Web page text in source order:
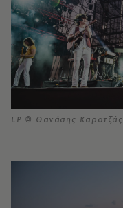
LP © Θανάσης Καρατζάς